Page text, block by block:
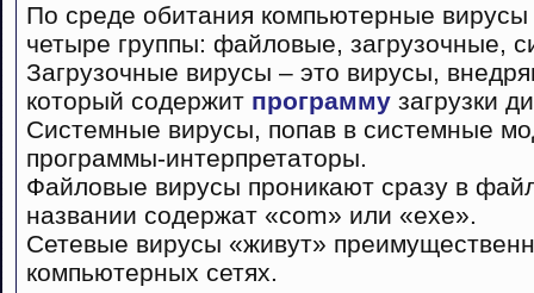
По среде обитания компьютерные
четыре группы: файловые, загрузочные,
Загрузочные вирусы – это вирусы,
который содержит программу загрузки
Системные вирусы, попав в системные
программы-интерпретаторы.
Файловые вирусы проникают сразу в
названии содержат «com» или «exe».
Сетевые вирусы «живут»
компьютерных сетях.